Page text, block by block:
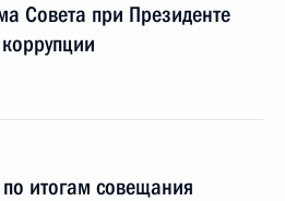
Совета при Президенте
итогам совещания